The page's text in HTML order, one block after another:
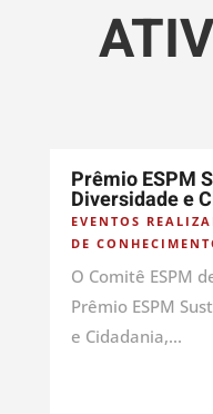
Prêmio ESPM
Diversidade e
EVENTOS
DE
O Comitê ESPM
Prêmio ESPM
e Cidadania,...